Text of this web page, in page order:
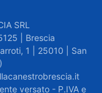
SRL
| Brescia
1 | 25010 | San
versato - P.IVA e